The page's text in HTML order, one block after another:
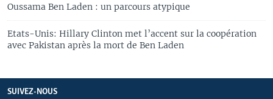
Oussama Ben Laden : un parcours atypique
Etats-Unis: Hillary Clinton met l’accent sur la coopération
avec Pakistan après la mort de Ben Laden
SUIVEZ-NOUS